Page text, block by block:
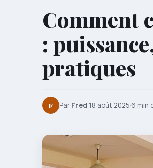
Comment
:
pratiques
F Par Fred·18 août 2025·6 min